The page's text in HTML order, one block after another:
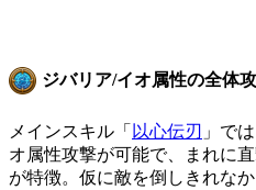
ジバリア/イオ属性の全体
メインスキル「 以心伝刃 」で
オ属性攻撃が可能で、まれに
が特徴。仮に敵を倒しきれな